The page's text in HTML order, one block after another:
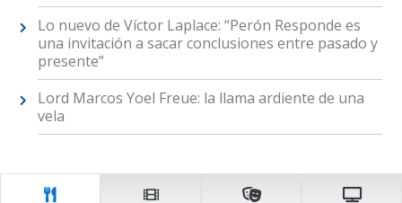
Lo nuevo de Víctor Laplace: “Perón Responde es
una invitación a sacar conclusiones entre pasado y
presente”
Lord Marcos Yoel Freue: la llama ardiente de una
vela